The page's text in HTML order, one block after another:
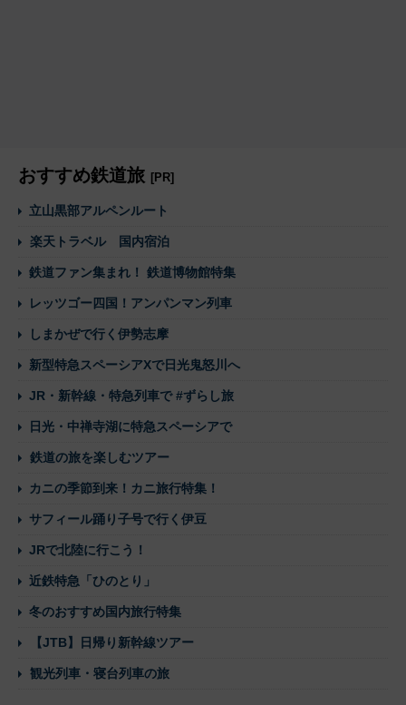
おすすめ鉄道旅 [PR]
立山黒部アルペンルート
楽天トラベル 国内宿泊
鉄道ファン集まれ！ 鉄道博物館特集
レッツゴー四国！アンパンマン列車
しまかぜで行く伊勢志摩
新型特急スペーシアXで日光鬼怒川へ
JR・新幹線・特急列車で #ずらし旅
日光・中禅寺湖に特急スペーシアで
鉄道の旅を楽しむツアー
カニの季節到来！カニ旅行特集！
サフィール踊り子号で行く伊豆
JRで北陸に行こう！
近鉄特急「ひのとり」
冬のおすすめ国内旅行特集
【JTB】日帰り新幹線ツアー
観光列車・寝台列車の旅